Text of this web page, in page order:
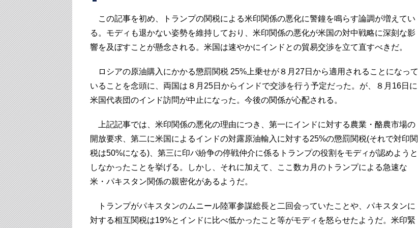
この記事を初め、トランプの関税による米印関係の悪化に警鐘を鳴らす論調が増えてい
る。モディも退かない姿勢を維持しており、米印関係の悪化が米国の対中戦略に深刻な影
響を及ぼすことが懸念される。米国は速やかにインドとの貿易交渉を立て直すべきだ。
ロシアの原油購入にかかる懲罰関税 25%上乗せが８月27日から適用されることになって
いることを念頭に、両国は８月25日からインドで交渉を行う予定だった。が、８月16日に
米国代表団のインド訪問が中止になった。今後の関係が心配される。
上記記事では、米印関係の悪化の理由につき、第一にインドに対する農業・酪農市場の
開放要求、第二に米国によるインドの対露原油輸入に対する25%の懲罰関税(それで対印関
税は50%になる)、第三に印パ紛争の停戦仲介に係るトランプの役割をモディが認めようと
しなかったことを挙げる。しかし、それに加えて、ここ数カ月のトランプによる急速な
米・パキスタン関係の親密化があるようだ。
トランプがパキスタンのムニール陸軍参謀総長と二回会っていたことや、パキスタンに
対する相互関税は19%とインドに比べ低かったこと等がモディを怒らせたようだ。米印緊